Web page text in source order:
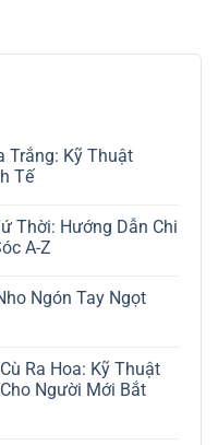
Trắng: Kỹ Thuật
Tế
Thời: Hướng Dẫn Chi
A-Z
Ngón Tay Ngọt
Ra Hoa: Kỹ Thuật
Người Mới Bắt